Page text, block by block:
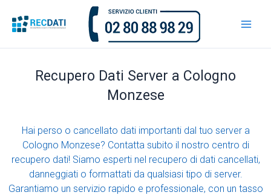
contenuto
Recupero Dati Server a Cologno
Monzese
Hai perso o cancellato dati importanti dal tuo server a
Cologno Monzese? Contatta subito il nostro centro di
recupero dati! Siamo esperti nel recupero di dati cancellati,
danneggiati o formattati da qualsiasi tipo di server.
Garantiamo un servizio rapido e professionale, con un tasso